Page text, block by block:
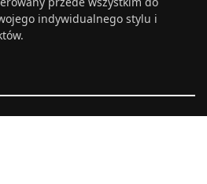
indywidualnego stylu i